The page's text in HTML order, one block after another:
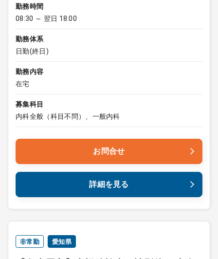
勤務時間
08:30 ～ 翌日 18:00
勤務体系
日勤(終日)
勤務内容
在宅
募集科目
内科全般（科目不問）、一般内科
お問合せ
詳細を見る
非常勤 愛知県